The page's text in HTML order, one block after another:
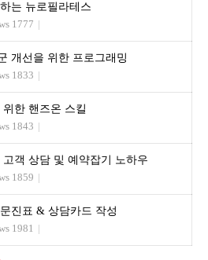
는 뉴로필라테스
1777 |
개선을 위한 프로그래밍
1833 |
한 핸즈온 스킬
1843 |
객 상담 및 예약잡기 노하우
1859 |
진표 & 상담카드 작성
1981 |